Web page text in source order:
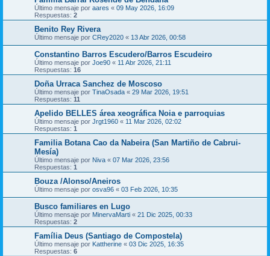
Último mensaje por aares « 09 May 2026, 16:09
Respuestas: 2
Benito Rey Rivera
Último mensaje por CRey2020 « 13 Abr 2026, 00:58
Constantino Barros Escudero/Barros Escudeiro
Último mensaje por Joe90 « 11 Abr 2026, 21:11
Respuestas: 16
Doña Urraca Sanchez de Moscoso
Último mensaje por TinaOsada « 29 Mar 2026, 19:51
Respuestas: 11
Apelido BELLES área xeográfica Noia e parroquias
Último mensaje por Jrgt1960 « 11 Mar 2026, 02:02
Respuestas: 1
Familia Botana Cao da Nabeira (San Martiño de Cabrui-
Mesía)
Último mensaje por Niva « 07 Mar 2026, 23:56
Respuestas: 1
Bouza /Alonso/Aneiros
Último mensaje por osva96 « 03 Feb 2026, 10:35
Busco familiares en Lugo
Último mensaje por MinervaMarti « 21 Dic 2025, 00:33
Respuestas: 2
Família Deus (Santiago de Compostela)
Último mensaje por Kattherine « 03 Dic 2025, 16:35
Respuestas: 6